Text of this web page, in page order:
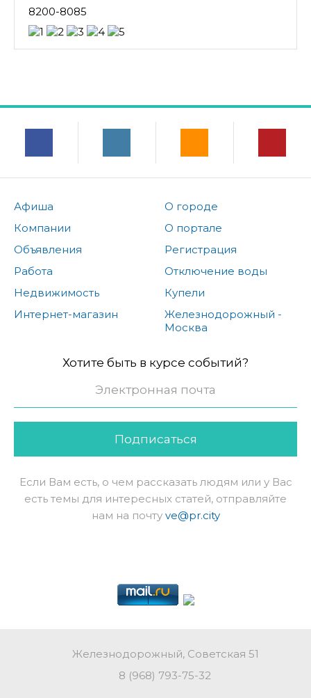
8200-8085
Афиша
Компании
Объявления
Работа
Недвижимость
Интернет-магазин
О городе
О портале
Регистрация
Отключение воды
Купели
Железнодорожный -
Москва
Хотите быть в курсе событий?
Подписаться
Если Вам есть, о чем рассказать людям или у Вас
есть темы для интересных статей, отправляйте
нам на почту ve@pr.city
Железнодорожный, Советская 51
8 (968) 793-75-32